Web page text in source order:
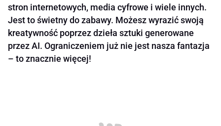
stron internetowych, media cyfrowe i wiele innych.
Jest to świetny do zabawy. Możesz wyrazić swoją
kreatywność poprzez dzieła sztuki generowane
przez AI. Ograniczeniem już nie jest nasza fantazja
– to znacznie więcej!